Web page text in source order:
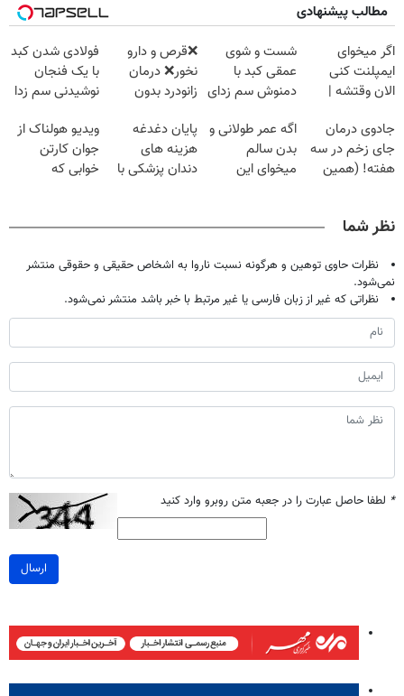
مطالب پیشنهادی
اگر میخوای
ایمپلنت کنی
الان وقتشه |
میلیون تومان!!!
شست و شوی
عمقی کبد با
دمنوش سم زدای
❌قرص‌ و دارو
نخور❌ درمان
زانودرد بدون
فولادی شدن کبد
با یک فنجان
نوشیدنی سم زدا
جادوی درمان
جای زخم در سه
هفته! (همین
اگه عمر طولانی و
بدن سالم
میخوای این
پایان دغدغه
هزینه های
دندان پزشکی با
ویدیو هولناک از
جوان کارتن
خوابی که
نظر شما
نظرات حاوی توهین و هرگونه نسبت ناروا به اشخاص حقیقی و حقوقی منتشر
نمی‌شود.
نظراتی که غیر از زبان فارسی یا غیر مرتبط با خبر باشد منتشر نمی‌شود.
* لطفا حاصل عبارت را در جعبه متن روبرو وارد کنید
ارسال